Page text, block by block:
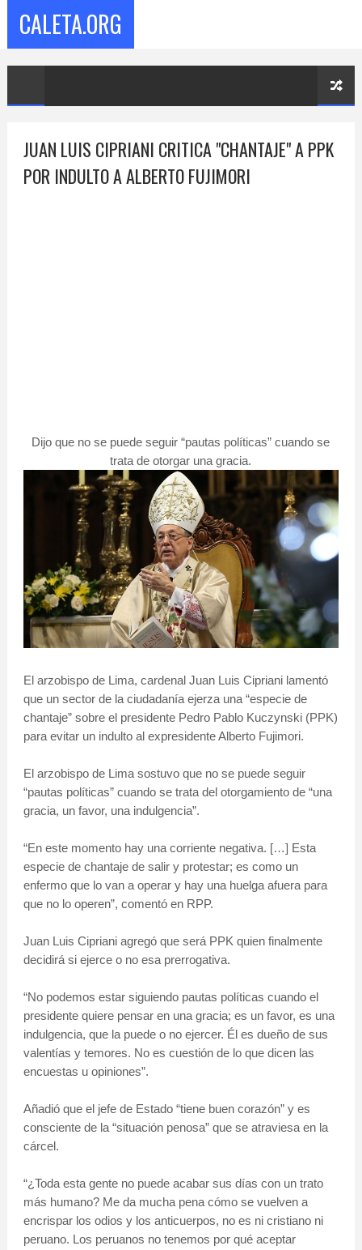
CALETA.ORG
JUAN LUIS CIPRIANI CRITICA "CHANTAJE" A PPK
POR INDULTO A ALBERTO FUJIMORI
Dijo que no se puede seguir “pautas políticas” cuando se
trata de otorgar una gracia.
El arzobispo de Lima, cardenal Juan Luis Cipriani lamentó
que un sector de la ciudadanía ejerza una “especie de
chantaje” sobre el presidente Pedro Pablo Kuczynski (PPK)
para evitar un indulto al expresidente Alberto Fujimori.
El arzobispo de Lima sostuvo que no se puede seguir
“pautas políticas” cuando se trata del otorgamiento de “una
gracia, un favor, una indulgencia”.
“En este momento hay una corriente negativa. […] Esta
especie de chantaje de salir y protestar; es como un
enfermo que lo van a operar y hay una huelga afuera para
que no lo operen”, comentó en RPP.
Juan Luis Cipriani agregó que será PPK quien finalmente
decidirá si ejerce o no esa prerrogativa.
“No podemos estar siguiendo pautas políticas cuando el
presidente quiere pensar en una gracia; es un favor, es una
indulgencia, que la puede o no ejercer. Él es dueño de sus
valentías y temores. No es cuestión de lo que dicen las
encuestas u opiniones”.
Añadió que el jefe de Estado “tiene buen corazón” y es
consciente de la “situación penosa” que se atraviesa en la
cárcel.
“¿Toda esta gente no puede acabar sus días con un trato
más humano? Me da mucha pena cómo se vuelven a
encrispar los odios y los anticuerpos, no es ni cristiano ni
peruano. Los peruanos no tenemos por qué aceptar